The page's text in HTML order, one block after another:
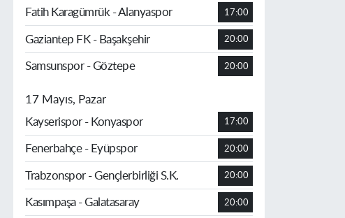
Fatih Karagümrük - Alanyaspor
17:00
Gaziantep FK - Başakşehir 20:00
Samsunspor - Göztepe 20:00
17 Mayıs, Pazar
Kayserispor - Konyaspor
17:00
Fenerbahçe - Eyüpspor 20:00
Trabzonspor - Gençlerbirliği S.K. 20:00
Kasımpaşa - Galatasaray 20:00